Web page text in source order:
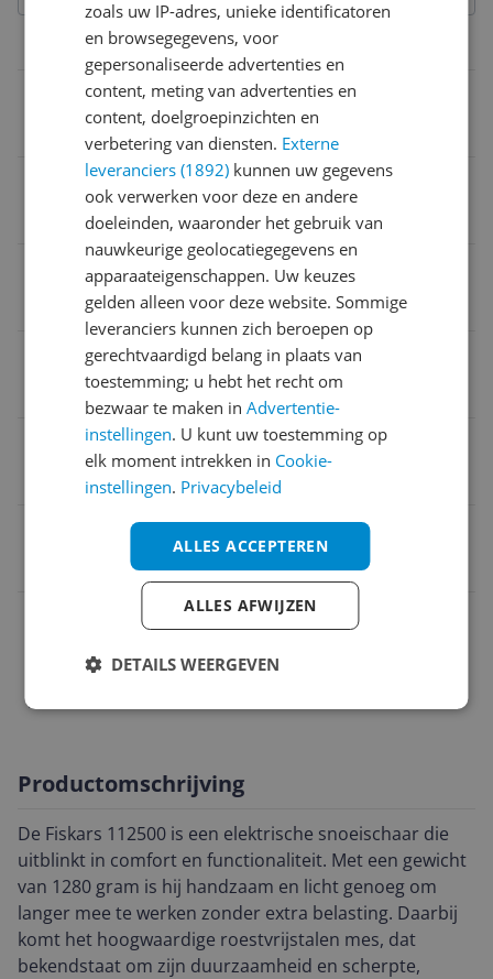
Overige kenmerken
Type snoeischaar
Telescopisch
eWaste
Fabrieksgarantie termijn
Verpakkingsgewicht
Naam verantwoordelijke marktdeelnemer in de EU
out market monika pona
6411501125002
Algemene kenmerken
Productafmetingen
Productomschrijving
De Fiskars 112500 is een elektrische snoeischaar die
uitblinkt in comfort en functionaliteit. Met een gewicht
van 1280 gram is hij handzaam en licht genoeg om
langer mee te werken zonder extra belasting. Daarbij
komt het hoogwaardige roestvrijstalen mes, dat
bekendstaat om zijn duurzaamheid en scherpte,
zoals uw IP-adres, unieke identificatoren
en browsegegevens, voor
gepersonaliseerde advertenties en
content, meting van advertenties en
content, doelgroepinzichten en
verbetering van diensten. Externe
leveranciers (1892) kunnen uw gegevens
ook verwerken voor deze en andere
doeleinden, waaronder het gebruik van
nauwkeurige geolocatiegegevens en
apparaateigenschappen. Uw keuzes
gelden alleen voor deze website. Sommige
leveranciers kunnen zich beroepen op
gerechtvaardigd belang in plaats van
toestemming; u hebt het recht om
bezwaar te maken inAdvertentie-
instellingen. U kunt uw toestemming op
elk moment intrekken in Cookie-
instellingen. Privacybeleid
ALLES ACCEPTEREN
ALLES AFWIJZEN
DETAILS WEERGEVEN